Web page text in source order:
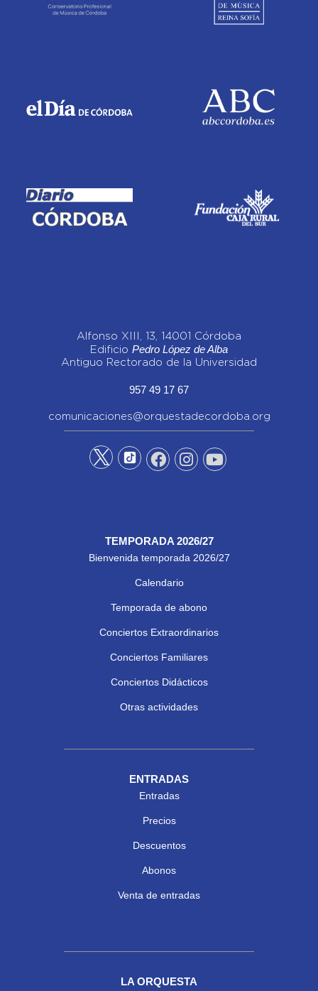
Alfonso XIII, 13, 14001 Córdoba
Edificio Pedro López de Alba
Antiguo Rectorado de la Universidad
957 49 17 67
comunicaciones@orquestadecordoba.org
TEMPORADA 2026/27
Bienvenida temporada 2026/27
Calendario
Temporada de abono
Conciertos Extraordinarios
Conciertos Familiares
Conciertos Didácticos
Otras actividades
ENTRADAS
Entradas
Precios
Descuentos
Abonos
Venta de entradas
LA ORQUESTA